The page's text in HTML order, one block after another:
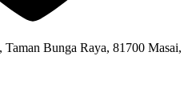
Bunga Raya, 81700 Masai,